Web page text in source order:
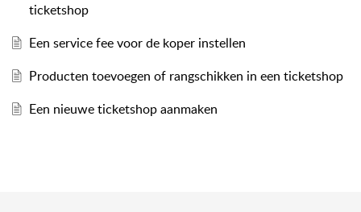
ticketshop
Een service fee voor de koper instellen
Producten toevoegen of rangschikken in een ticketshop
Een nieuwe ticketshop aanmaken